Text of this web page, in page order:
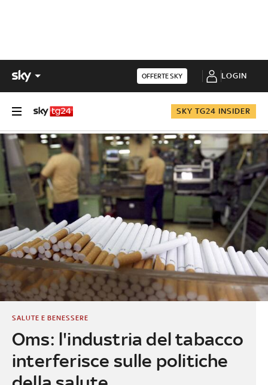
OFFERTE SKY LOGIN
SKY TG24 INSIDER
Oms: l'industria del tabacco
interferisce sulle politiche
SALUTE E BENESSERE